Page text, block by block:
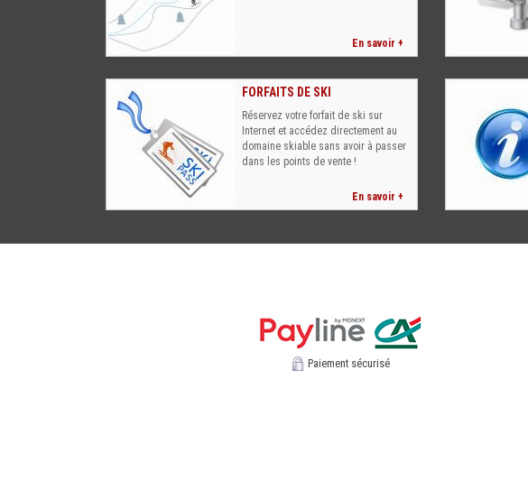
En savoir +
FORFAITS DE SKI
Réservez votre forfait de ski sur
Internet et accédez directement au
domaine skiable sans avoir à passer
dans les points de vente !
En savoir +
Paiement sécurisé